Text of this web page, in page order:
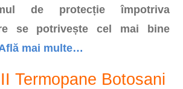
de protecție împotriva
se potrivește cel mai bine
mai multe…
Termopane Botosani